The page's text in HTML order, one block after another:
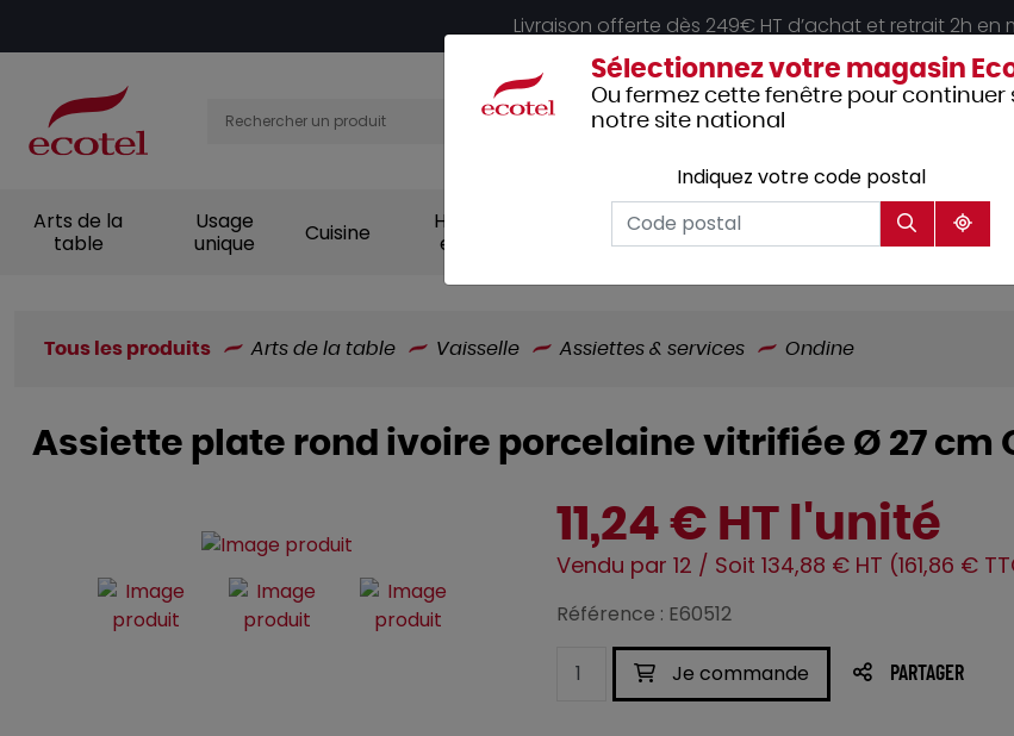
Livraison offerte dès 249€ HT d’achat et retrait 2h en
Arts de la
table
Usage
unique
Cuisine
Hygiène et
entretien
Vêtements
professionnels
Hôtellerie
Tous les produits Arts de la table Vaisselle Assiettes & services Ondine
Assiette plate rond ivoire porcelaine vitrifiée Ø 27 cm
11,24 € HT l'unité
Vendu par 12 / Soit 134,88 € HT (161,86 €
Référence : E60512
Je commande PARTAGER
Sélectionnez votre magasin
Ou fermez cette fenêtre pour continuer
notre site national
Indiquez votre code postal